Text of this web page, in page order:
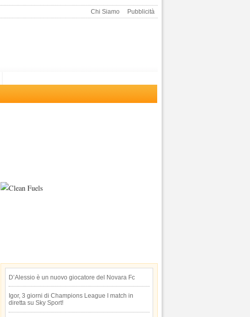
Chi Siamo Pubblicità
D’Alessio è un nuovo giocatore del Novara Fc
Igor, 3 giorni di Champions League I match in
diretta su Sky Sport!